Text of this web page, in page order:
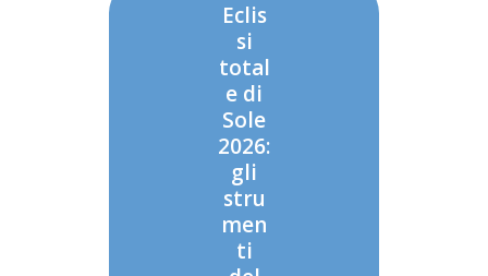
Eclis
si
total
e di
Sole
2026:
gli
stru
men
ti